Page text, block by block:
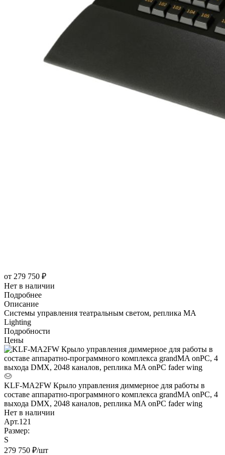
от 279 750 ₽
Нет в наличии
Подробнее
Описание
Системы управления театральным светом, реплика MA
Lighting
Подробности
Цены
KLF-MA2FW Крыло управления диммерное для работы в
составе аппаратно-программного комплекса grandMA onPC, 4
выхода DMX, 2048 каналов, реплика MA onPC fader wing
Нет в наличии
Арт.121
Размер:
S
279 750 ₽/шт